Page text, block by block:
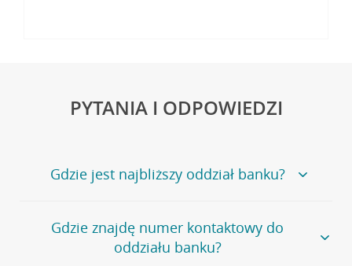
PYTANIA I ODPOWIEDZI
Gdzie jest najbliższy oddział banku?
Jeśli szukasz oddziału naszego banku, zapraszamy na
stronęPlacówki i bankomaty, na której znajduje się
wygodna wyszukiwarka.
Gdzie znajdę numer kontaktowy do
oddziału banku?